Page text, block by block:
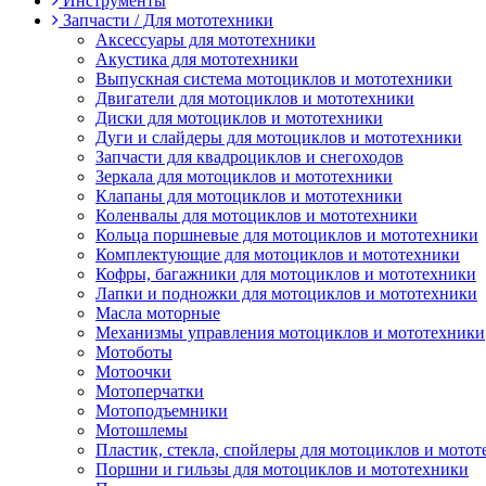
Запчасти / Для мототехники
Аксессуары для мототехники
Акустика для мототехники
Выпускная система мотоциклов и мототехники
Двигатели для мотоциклов и мототехники
Диски для мотоциклов и мототехники
Дуги и слайдеры для мотоциклов и мототехники
Запчасти для квадроциклов и снегоходов
Зеркала для мотоциклов и мототехники
Клапаны для мотоциклов и мототехники
Коленвалы для мотоциклов и мототехники
Кольца поршневые для мотоциклов и мототехники
Комплектующие для мотоциклов и мототехники
Кофры, багажники для мотоциклов и мототехники
Лапки и подножки для мотоциклов и мототехники
Масла моторные
Механизмы управления мотоциклов и мототехники
Мотоботы
Мотоочки
Мотоперчатки
Мотоподъемники
Мотошлемы
Пластик, стекла, спойлеры для мотоциклов и
Поршни и гильзы для мотоциклов и мототехники